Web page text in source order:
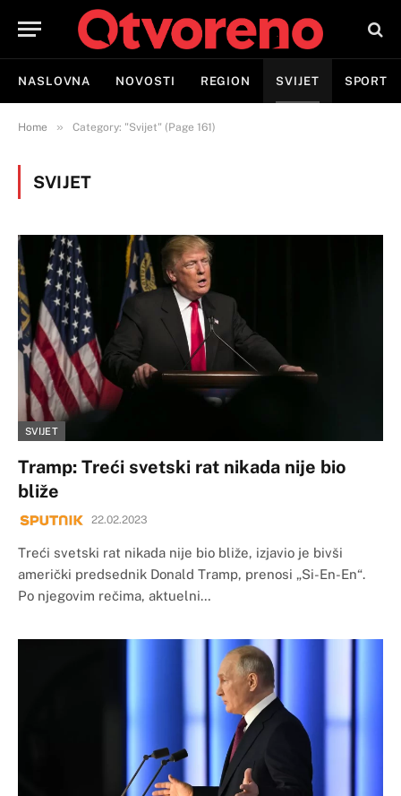
NASLOVNA NOVOSTI REGION SVIJET SPORT
Home » Category: "Svijet" (Page 161)
SVIJET
SVIJET
Tramp: Treći svetski rat nikada nije bio
bliže
22.02.2023
Treći svetski rat nikada nije bio bliže, izjavio je bivši
američki predsednik Donald Tramp, prenosi „Si-En-En“.
Po njegovim rečima, aktuelni…